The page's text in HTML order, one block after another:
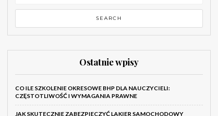
Ostatnie wpisy
CO ILE SZKOLENIE OKRESOWE BHP DLA NAUCZYCIELI:
CZĘSTOTLIWOŚĆ I WYMAGANIA PRAWNE
JAK SKUTECZNIE ZABEZPIECZYĆ LAKIER SAMOCHODOWY